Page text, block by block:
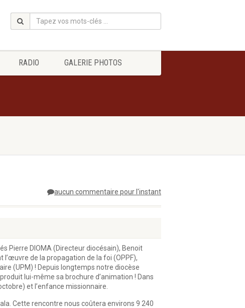
RADIO GALERIE PHOTOS
aucun commentaire pour l'instant
Pierre DIOMA (Directeur diocésain), Benoit
l’œuvre de la propagation de la foi (OPPF),
(UPM) ! Depuis longtemps notre diocèse
lui-même sa brochure d’animation ! Dans
et l’enfance missionnaire.
Cette rencontre nous coûtera environs 9 240